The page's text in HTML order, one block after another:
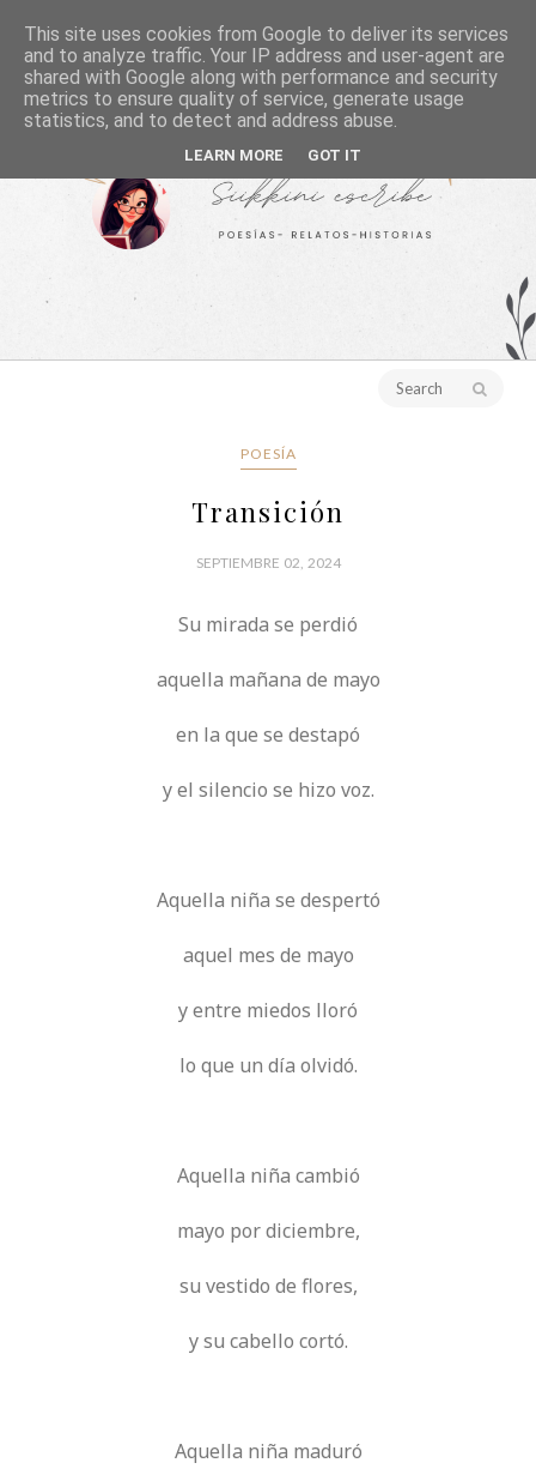
POESÍA
Transición
SEPTIEMBRE 02, 2024
Su mirada se perdió
aquella mañana de mayo
en la que se destapó
y el silencio se hizo voz.
Aquella niña se despertó
aquel mes de mayo
y entre miedos lloró
lo que un día olvidó.
Aquella niña cambió
mayo por diciembre,
su vestido de flores,
y su cabello cortó.
Aquella niña maduró
This site uses cookies from Google to deliver its services
and to analyze traffic. Your IP address and user-agent are
shared with Google along with performance and security
metrics to ensure quality of service, generate usage
statistics, and to detect and address abuse.
LEARN MORE GOT IT